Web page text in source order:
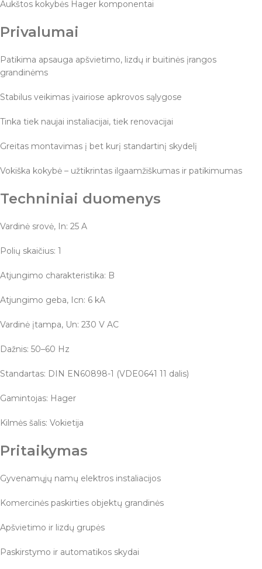
Aukštos kokybės Hager komponentai
Privalumai
Patikima apsauga apšvietimo, lizdų ir buitinės įrangos
grandinėms
Stabilus veikimas įvairiose apkrovos sąlygose
Tinka tiek naujai instaliacijai, tiek renovacijai
Greitas montavimas į bet kurį standartinį skydelį
Vokiška kokybė – užtikrintas ilgaamžiškumas ir patikimumas
Techniniai duomenys
Vardinė srovė, In: 25 A
Polių skaičius: 1
Atjungimo charakteristika: B
Atjungimo geba, Icn: 6 kA
Vardinė įtampa, Un: 230 V AC
Dažnis: 50–60 Hz
Standartas: DIN EN60898-1 (VDE0641 11 dalis)
Gamintojas: Hager
Kilmės šalis: Vokietija
Pritaikymas
Gyvenamųjų namų elektros instaliacijos
Komercinės paskirties objektų grandinės
Apšvietimo ir lizdų grupės
Paskirstymo ir automatikos skydai